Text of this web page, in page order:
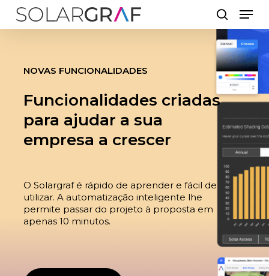
Skip
main
search
NOVAS FUNCIONALIDADES
Funcionalidades criadas
para ajudar a sua
empresa a crescer
O Solargraf é rápido de aprender e fácil de
utilizar. A automatização inteligente lhe
permite passar do projeto à proposta em
apenas 10 minutos.